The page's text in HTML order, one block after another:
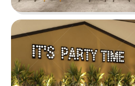
27
SWEET HOUSE
Juice Bar
28
Bar